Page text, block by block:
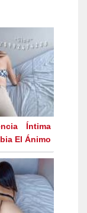
Íntima
El Ánimo